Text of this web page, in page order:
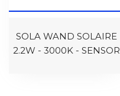
SOLA WAND SOLAIRE
2.2W - 3000K - SENSOR